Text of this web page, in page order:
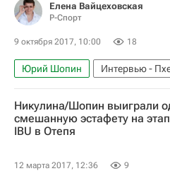
Александр Логинов (биатлонист)
Елена Вайцеховская
Р-Спорт
9 октября 2017, 10:00 18
Юрий Шопин
Интервью -
Интервью - Авторы
Спорт
Пхенчхан 2018
Андрей Падин
Никулина/Шопин выиграли
смешанную эстафету на
IBU в Отепя
12 марта 2017, 12:36 9